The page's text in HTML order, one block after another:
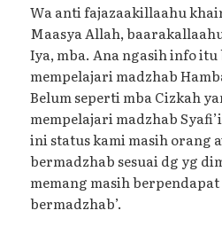
Wa anti fajazaakillaahu
Maasya Allah,
Iya, mba. Ana ngasih info
mempelajari madzhab
Belum seperti mba Cizkah
mempelajari madzhab
ini status kami masih orang
bermadzhab sesuai dg yg
memang masih
bermadzhab’.